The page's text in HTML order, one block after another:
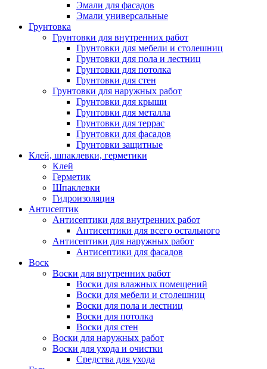
Эмали для фасадов
Эмали универсальные
Грунтовка
Грунтовки для внутренних работ
Грунтовки для мебели и столешниц
Грунтовки для пола и лестниц
Грунтовки для потолка
Грунтовки для стен
Грунтовки для наружных работ
Грунтовки для крыши
Грунтовки для металла
Грунтовки для террас
Грунтовки для фасадов
Грунтовки защитные
Клей, шпаклевки, герметики
Клей
Герметик
Шпаклевки
Гидроизоляция
Антисептик
Антисептики для внутренних работ
Антисептики для всего остального
Антисептики для наружных работ
Антисептики для фасадов
Воск
Воски для внутренних работ
Воски для влажных помещений
Воски для мебели и столешниц
Воски для пола и лестниц
Воски для потолка
Воски для стен
Воски для наружных работ
Воски для ухода и очистки
Средства для ухода